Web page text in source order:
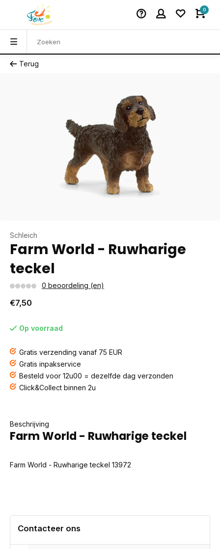
0
Terug
Schleich
Farm World - Ruwharige
teckel
0 beoordeling (en)
€7,50
Op voorraad
Gratis verzending vanaf 75 EUR
Gratis inpakservice
Besteld voor 12u00 = dezelfde dag verzonden
Click&Collect binnen 2u
Beschrijving
Farm World - Ruwharige teckel
Farm World - Ruwharige teckel 13972
Contacteer ons